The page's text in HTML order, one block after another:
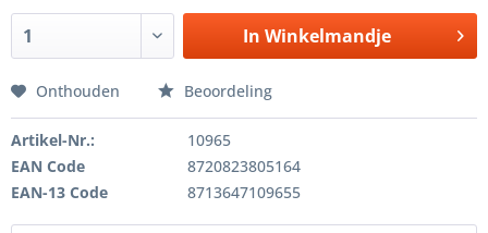
In Winkelmandje
Onthouden Beoordeling
Artikel-Nr.:
10965
EAN Code
8720823805164
EAN-13 Code
8713647109655